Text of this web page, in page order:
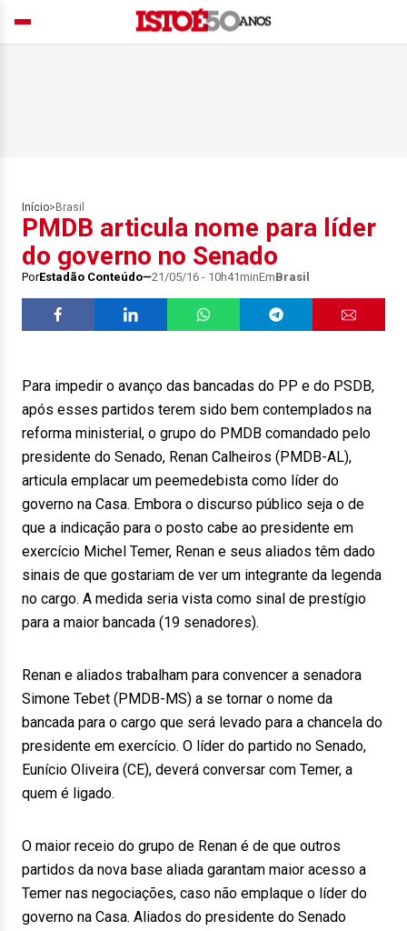
Início> Brasil
PMDB articula nome para líder
do governo no Senado
PorEstadão Conteúdo 21/05/16 - 10h41minEmBrasil
Para impedir o avanço das bancadas do PP e do PSDB,
após esses partidos terem sido bem contemplados na
reforma ministerial, o grupo do PMDB comandado pelo
presidente do Senado, Renan Calheiros (PMDB-AL),
articula emplacar um peemedebista como líder do
governo na Casa. Embora o discurso público seja o de
que a indicação para o posto cabe ao presidente em
exercício Michel Temer, Renan e seus aliados têm dado
sinais de que gostariam de ver um integrante da legenda
no cargo. A medida seria vista como sinal de prestígio
para a maior bancada (19 senadores).
Renan e aliados trabalham para convencer a senadora
Simone Tebet (PMDB-MS) a se tornar o nome da
bancada para o cargo que será levado para a chancela do
presidente em exercício. O líder do partido no Senado,
Eunício Oliveira (CE), deverá conversar com Temer, a
quem é ligado.
O maior receio do grupo de Renan é de que outros
partidos da nova base aliada garantam maior acesso a
Temer nas negociações, caso não emplaque o líder do
governo na Casa. Aliados do presidente do Senado